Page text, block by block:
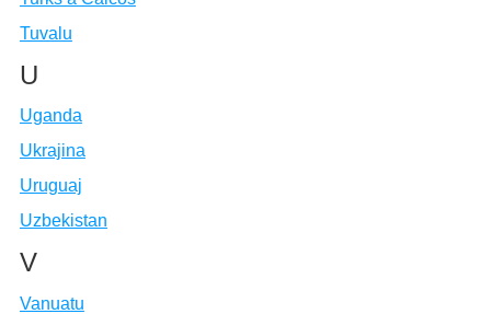
Tuvalu
U
Uganda
Ukrajina
Uruguaj
Uzbekistan
V
Vanuatu